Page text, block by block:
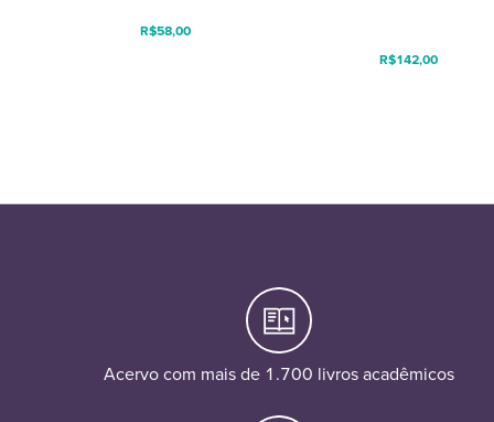
R$58,00
R$142,00
Acervo com mais de 1.700 livros acadêmicos